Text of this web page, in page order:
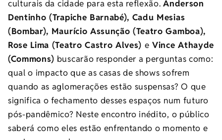
culturais da cidade para esta reflexão.Anderson
Dentinho (Trapiche Barnabé), Cadu Mesias
(Bombar), Maurício Assunção (Teatro Gamboa),
Rose Lima (Teatro Castro Alves) e Vince Athayde
(Commons) buscarão responder a perguntas como:
qual o impacto que as casas de shows sofrem
quando as aglomerações estão suspensas? O que
significa o fechamento desses espaços num futuro
pós-pandêmico? Neste encontro inédito, o público
saberá como eles estão enfrentando o momento e